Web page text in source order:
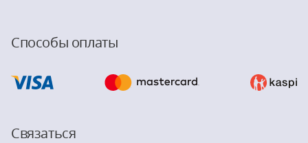
Способы оплаты
Связаться